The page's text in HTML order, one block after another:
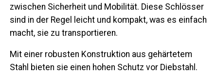
zwischen Sicherheit und Mobilität. Diese Schlösser
sind in der Regel leicht und kompakt, was es einfach
macht, sie zu transportieren.
Mit einer robusten Konstruktion aus gehärtetem
Stahl bieten sie einen hohen Schutz vor Diebstahl.